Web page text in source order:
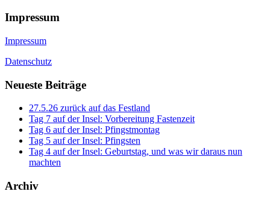
Impressum
Impressum
Datenschutz
Neueste Beiträge
27.5.26 zurück auf das Festland
Tag 7 auf der Insel: Vorbereitung Fastenzeit
Tag 6 auf der Insel: Pfingstmontag
Tag 5 auf der Insel: Pfingsten
Tag 4 auf der Insel: Geburtstag, und was wir daraus nun
machten
Archiv